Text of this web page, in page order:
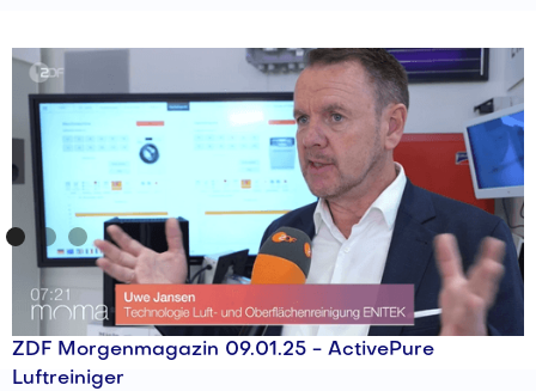
ZDF Morgenmagazin 09.01.25 - ActivePure
Luftreiniger